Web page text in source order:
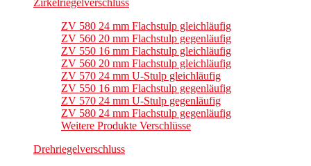
Zirkelriegelverschluss
ZV 580 24 mm Flachstulp gleichläufig
ZV 560 20 mm Flachstulp gegenläufig
ZV 550 16 mm Flachstulp gleichläufig
ZV 560 20 mm Flachstulp gleichläufig
ZV 570 24 mm U-Stulp gleichläufig
ZV 550 16 mm Flachstulp gegenläufig
ZV 570 24 mm U-Stulp gegenläufig
ZV 580 24 mm Flachstulp gegenläufig
Weitere Produkte Verschlüsse
Drehriegelverschluss